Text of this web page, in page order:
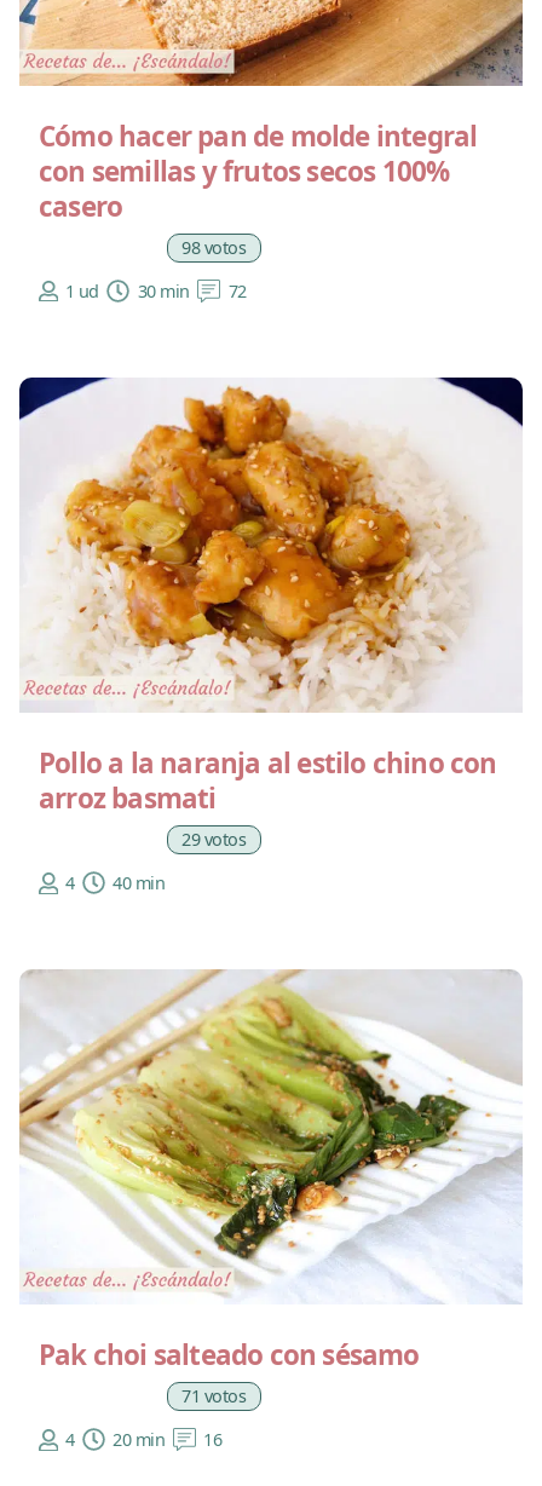
Cómo hacer pan de molde integral
con semillas y frutos secos 100%
casero
98 votos
1 ud
30 min 72
Pollo a la naranja al estilo chino con
arroz basmati
29 votos
4
40 min
Pak choi salteado con sésamo
71 votos
4
20 min 16